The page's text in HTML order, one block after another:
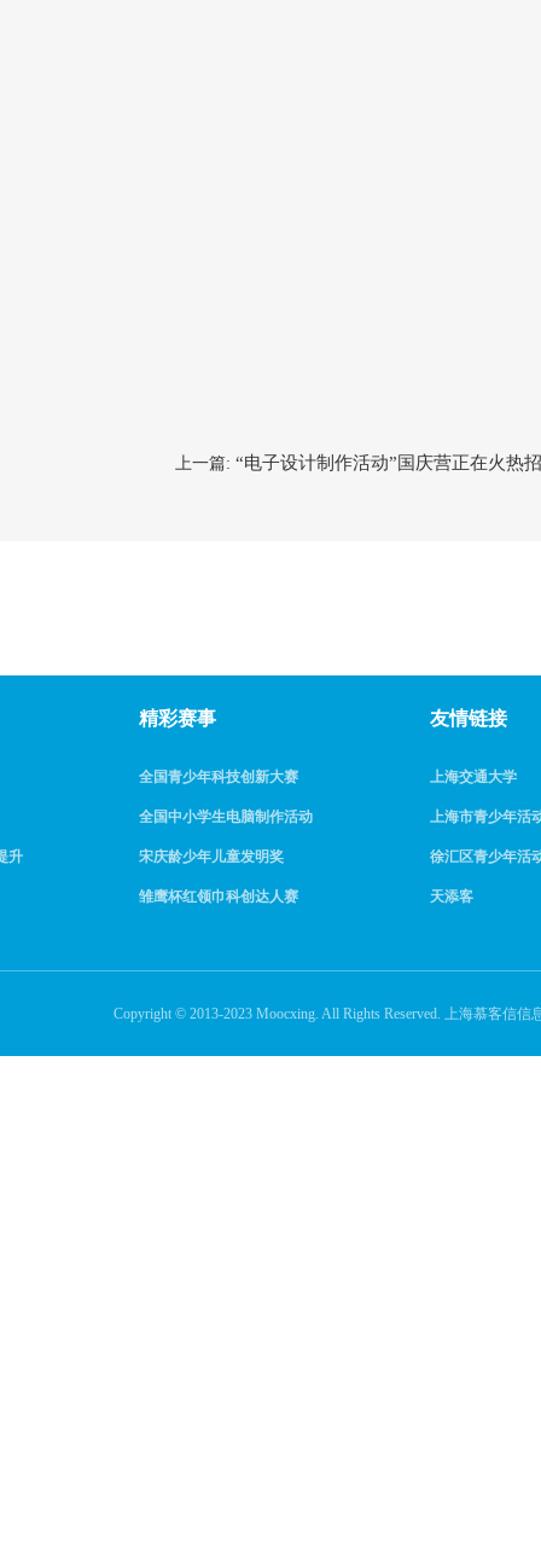
上一篇: “电子设计制作活动”国庆营正在火热
升
精彩赛事
全国青少年科技创新大赛
全国中小学生电脑制作活动
宋庆龄少年儿童发明奖
雏鹰杯红领巾科创达人赛
友情链接
上海交通大学
上海市青少年活
徐汇区青少年活
天添客
Copyright © 2013-2023 Moocxing. All Rights Reserved. 上海慕客